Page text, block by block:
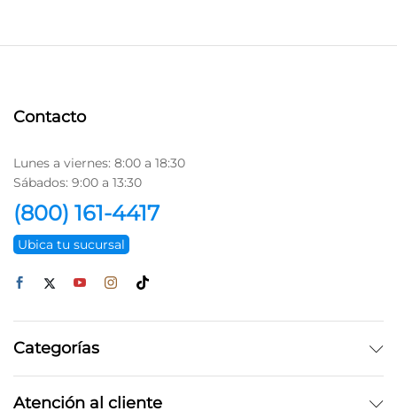
Contacto
Lunes a viernes: 8:00 a 18:30
Sábados: 9:00 a 13:30
(800) 161-4417
Ubica tu sucursal
Categorías
Atención al cliente